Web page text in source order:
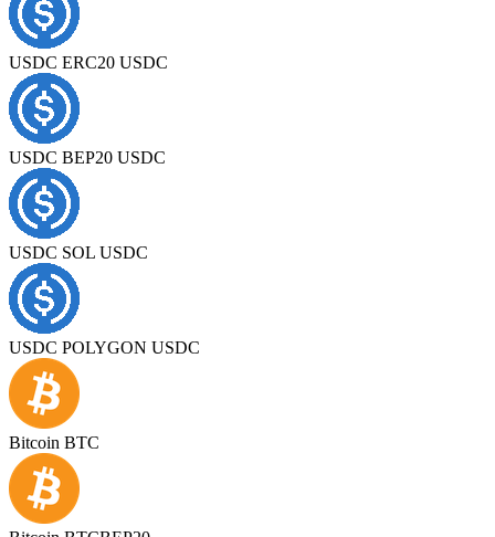
USDC ERC20 USDC
USDC BEP20 USDC
USDC SOL USDC
USDC POLYGON USDC
Bitcoin BTC